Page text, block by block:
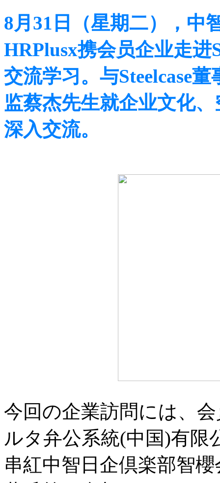
8月31日（星期二），中
HRPlusx携会员企业走进
交流学习。与Steelcase
监蔡杰先生就企业文化
深入交流。
今回の企業訪問には、
ルタ弁公系統(中国)有限
串紅中智日企倶楽部智